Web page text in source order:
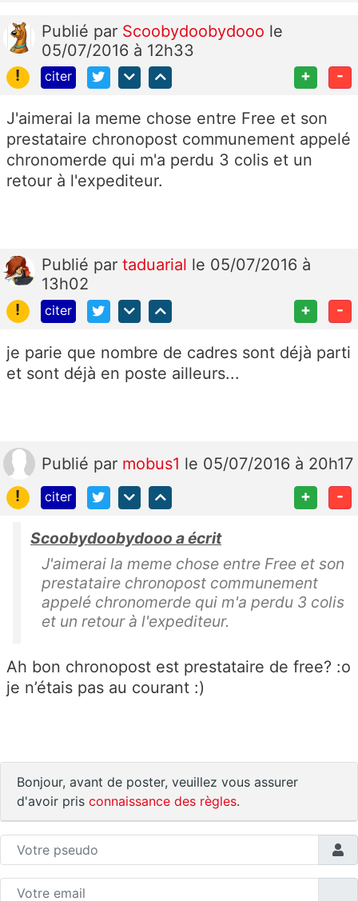
Publié par Scoobydoobydooo le
05/07/2016 à 12h33
!
citer + -
J'aimerai la meme chose entre Free et son
prestataire chronopost communement appelé
chronomerde qui m'a perdu 3 colis et un
retour à l'expediteur.
Publié par taduarial le 05/07/2016 à
13h02
!
citer + -
je parie que nombre de cadres sont déjà parti
et sont déjà en poste ailleurs...
Publié par mobus1 le 05/07/2016 à 20h17
!
citer + -
Scoobydoobydooo a écrit
J'aimerai la meme chose entre Free et son
prestataire chronopost communement
appelé chronomerde qui m'a perdu 3 colis
et un retour à l'expediteur.
Ah bon chronopost est prestataire de free? :o
je n’étais pas au courant :)
Bonjour, avant de poster, veuillez vous assurer
d'avoir pris connaissance des règles.